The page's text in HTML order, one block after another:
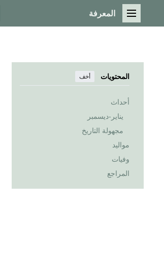
القائمة الرئيسية
المعرفة
المحتويات أخف
أحداث
يناير-ديسمبر
مجهولة التاريخ
مواليد
وفيات
المراجع